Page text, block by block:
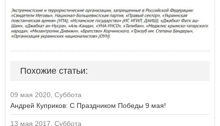
Похожие статьи:
09 мая 2020, Суббота
Андрей Куприков: С Праздником Победы 9 мая!
13 мая 2017, Суббота